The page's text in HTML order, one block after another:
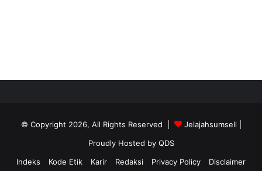
© Copyright 2026, All Rights Reserved | Jelajahsumsell
Proudly Hosted by QDS
Indeks
Kode Etik Karir Redaksi Privacy Policy Disclaimer